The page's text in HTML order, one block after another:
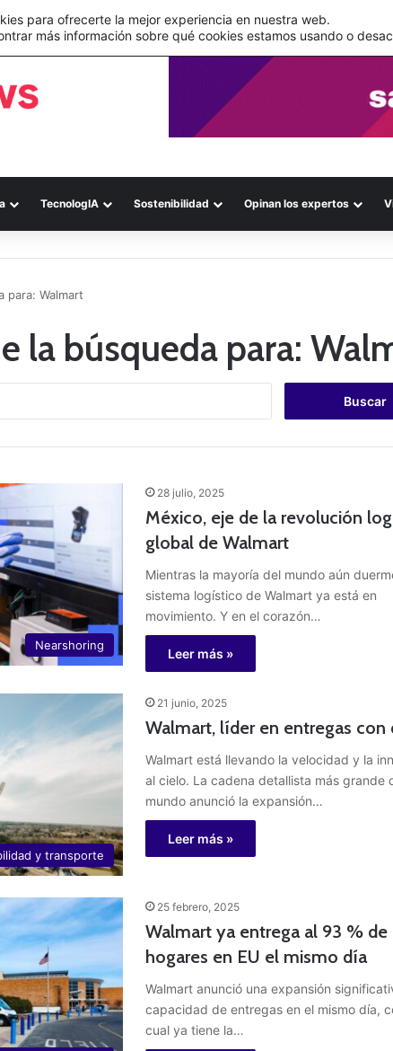
el costo de los errores documentales
TecnologIA Sostenibilidad Opinan los expertos
para: Walmart
la búsqueda para:
c
Nearshoring
28 julio, 2025
México, eje de la revolución
global de Walmart
Mientras la mayoría del mundo aún
sistema logístico de Walmart ya está en
movimiento. Y en el corazón…
Leer más »
y transporte
21 junio, 2025
Walmart, líder en entregas con
Walmart está llevando la velocidad y la
al cielo. La cadena detallista más grande
mundo anunció la expansión…
Leer más »
25 febrero, 2025
Walmart ya entrega al 93 % de
hogares en EU el mismo día
Walmart anunció una expansión
capacidad de entregas en el mismo día,
cual ya tiene la…
para ofrecerte la mejor experiencia en nuestra web.
más información sobre qué cookies estamos usando o